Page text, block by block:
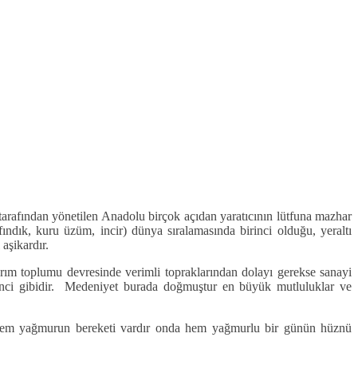
yönetilen Anadolu birçok açıdan yaratıcının lütfuna mazhar
kuru üzüm, incir) dünya sıralamasında birinci olduğu, yeraltı
toplumu devresinde verimli topraklarından dolayı gerekse sanayi
inci gibidir. Medeniyet burada doğmuştur en büyük mutluluklar ve
yağmurun bereketi vardır onda hem yağmurlu bir günün hüznü